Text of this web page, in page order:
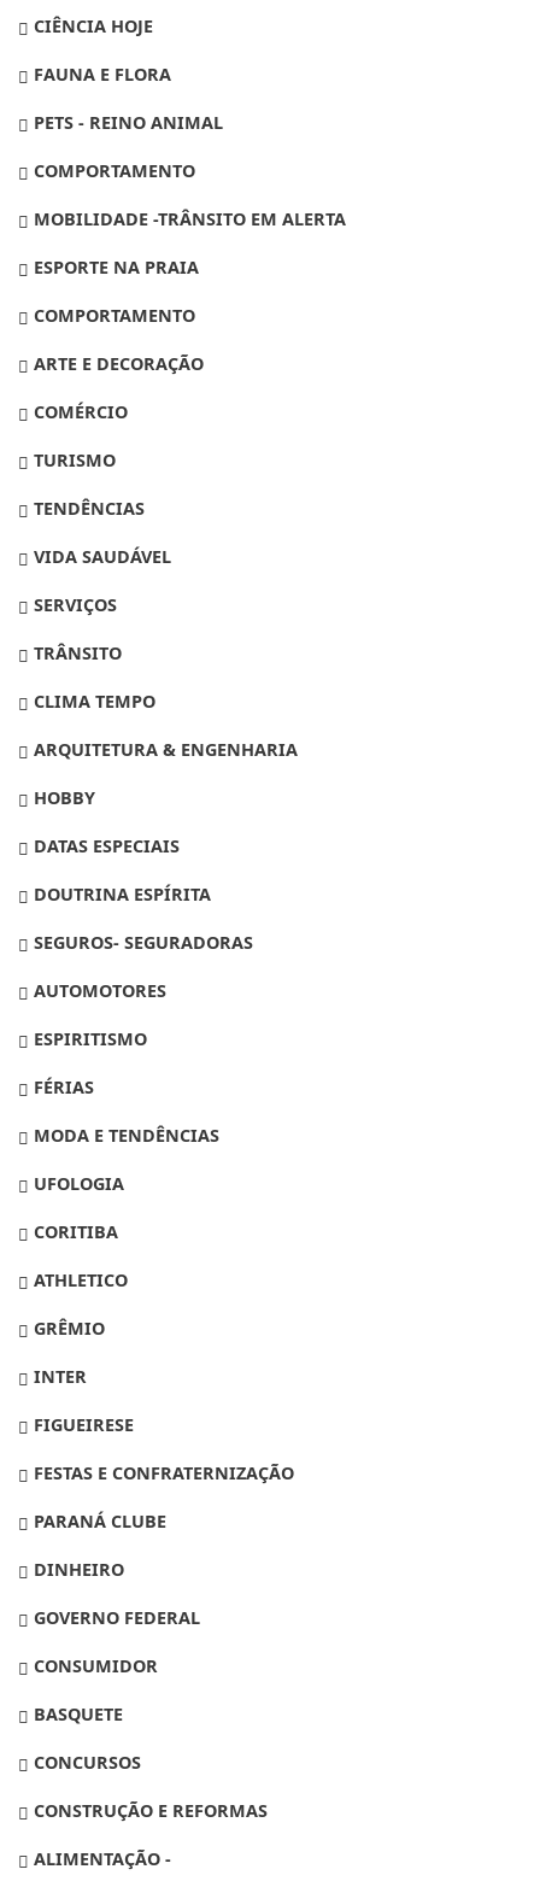
CIÊNCIA HOJE
FAUNA E FLORA
PETS - REINO ANIMAL
COMPORTAMENTO
MOBILIDADE -TRÂNSITO EM ALERTA
ESPORTE NA PRAIA
COMPORTAMENTO
ARTE E DECORAÇÃO
COMÉRCIO
TURISMO
TENDÊNCIAS
VIDA SAUDÁVEL
SERVIÇOS
TRÂNSITO
CLIMA TEMPO
ARQUITETURA & ENGENHARIA
HOBBY
DATAS ESPECIAIS
DOUTRINA ESPÍRITA
SEGUROS- SEGURADORAS
AUTOMOTORES
ESPIRITISMO
FÉRIAS
MODA E TENDÊNCIAS
UFOLOGIA
CORITIBA
ATHLETICO
GRÊMIO
INTER
FIGUEIRESE
FESTAS E CONFRATERNIZAÇÃO
PARANÁ CLUBE
DINHEIRO
GOVERNO FEDERAL
CONSUMIDOR
BASQUETE
CONCURSOS
CONSTRUÇÃO E REFORMAS
ALIMENTAÇÃO -